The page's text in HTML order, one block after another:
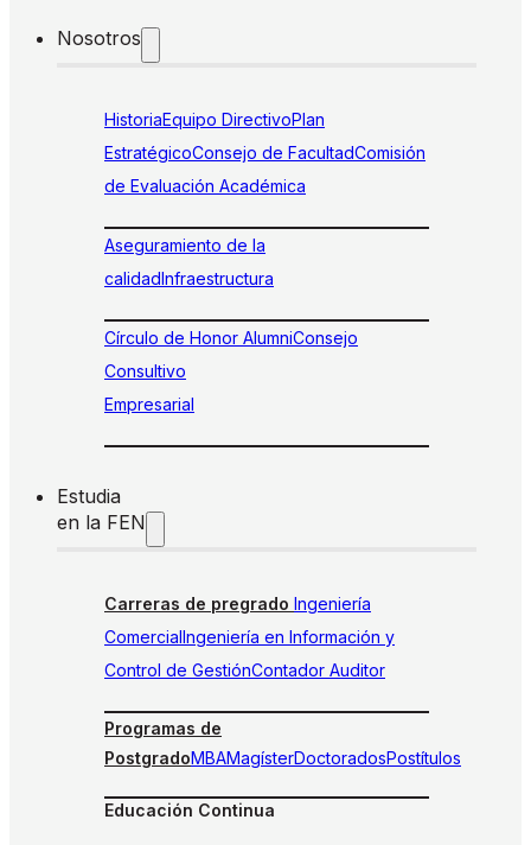
Nosotros
HistoriaEquipo DirectivoPlan
EstratégicoConsejo de FacultadComisión
de Evaluación Académica
Aseguramiento de la
calidadInfraestructura
Círculo de Honor AlumniConsejo
Consultivo
Empresarial
Estudia
en la FEN
Carreras de pregrado Ingeniería
ComercialIngeniería en Información y
Control de GestiónContador Auditor
Programas de
PostgradoMBAMagísterDoctoradosPostítulos
Educación Continua